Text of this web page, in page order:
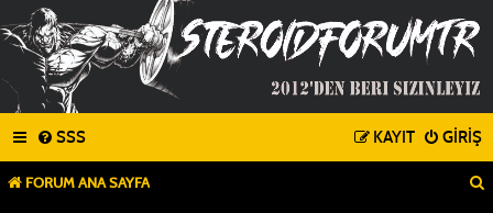
SSS GIRIŞ
KAYIT
FORUM ANA SAYFA